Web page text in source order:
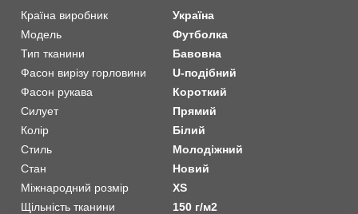
Країна виробник
Україна
Модель
Футболка
Тип тканини
Бавовна
Фасон вирізу горловини
U-подібний
Фасон рукава
Короткий
Силует
Прямий
Колір
Білий
Стиль
Молодіжний
Стан
Новий
Міжнародний розмір
XS
Щільність тканини
150 г/м2